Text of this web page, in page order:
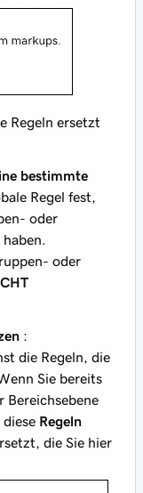
Regeln ersetzt
bestimmte
Regel fest,
oder
oder
:
die Regeln, die
Sie bereits
Bereichsebene
Regeln
die Sie hier